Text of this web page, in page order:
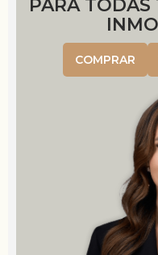
PARA TODAS
COMPRAR